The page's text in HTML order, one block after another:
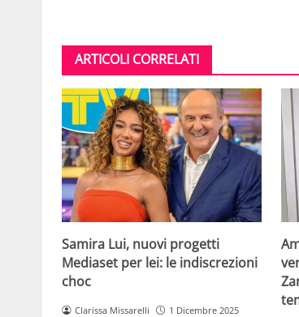
ARTICOLI CORRELATI
Samira Lui, nuovi progetti
Mediaset per lei: le indiscrezioni
choc
Clarissa Missarelli 1 Dicembre 2025